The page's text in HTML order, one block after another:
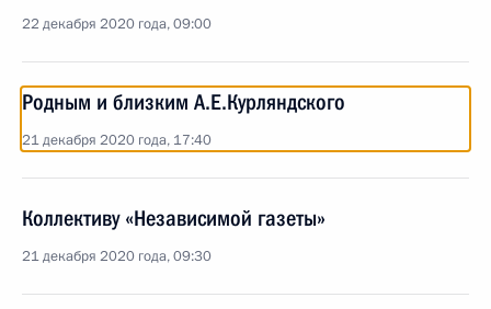
22 декабря 2020 года, 09:00
Родным и близким А.Е.Курляндского
21 декабря 2020 года, 17:40
Коллективу «Независимой газеты»
21 декабря 2020 года, 09:30